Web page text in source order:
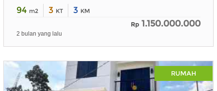
94 m2 3 KT 3 KM
Rp 1.150.000.000
2 bulan yang lalu
RUMAH